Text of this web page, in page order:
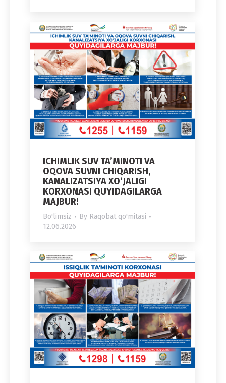
ICHIMLIK SUV TA’MINOTI VA
OQOVA SUVNI CHIQARISH,
KANALIZATSIYA XO‘JALIGI
KORXONASI QUYIDAGILARGA
MAJBUR!
Bo'limsiz By Raqobat qo'mitasi
12.06.2026